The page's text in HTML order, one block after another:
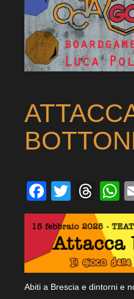
Facebook
Twitter
Abiti a Brescia e dintorni e